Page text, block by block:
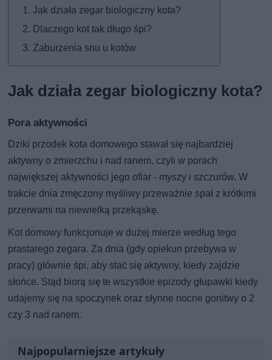
Jak działa zegar biologiczny kota?
Dlaczego kot tak długo śpi?
Zaburzenia snu u kotów
Jak działa zegar biologiczny kota?
Pora aktywności
Dziki przodek kota domowego stawał się najbardziej
aktywny o zmierzchu i nad ranem, czyli w porach
największej aktywności jego ofiar - myszy i szczurów. W
trakcie dnia zmęczony myśliwy przeważnie spał z krótkimi
przerwami na niewielką przekąskę.
Kot domowy funkcjonuje w dużej mierze według tego
prastarego zegara. Za dnia (gdy opiekun przebywa w
pracy) głównie śpi, aby stać się aktywny, kiedy zajdzie
słońce. Stąd biorą się te wszystkie epizody głupawki kiedy
udajemy się na spoczynek oraz słynne nocne gonitwy o 2
czy 3 nad ranem.
Najpopularniejsze artykuły